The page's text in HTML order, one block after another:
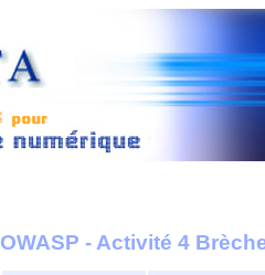
OWASP - Activité 4